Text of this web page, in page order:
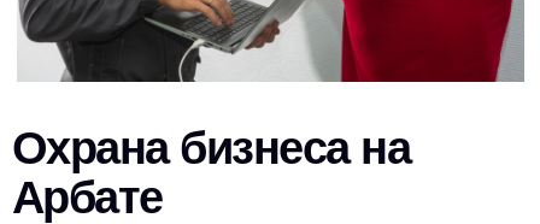
Охрана бизнеса на
Арбате